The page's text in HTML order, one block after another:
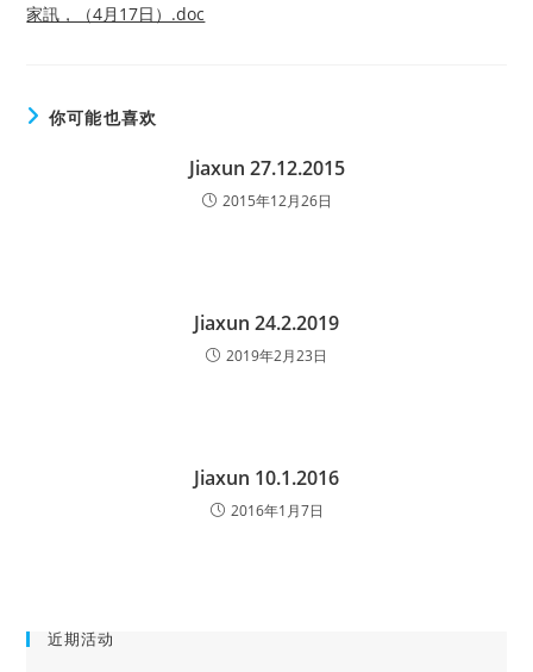
家訊，（4月17日）.doc
你可能也喜欢
Jiaxun 27.12.2015
2015年12月26日
Jiaxun 24.2.2019
2019年2月23日
Jiaxun 10.1.2016
2016年1月7日
近期活动